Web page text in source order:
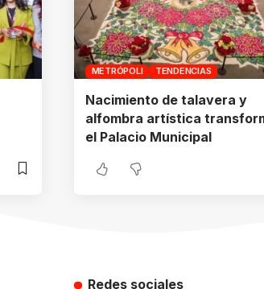
METRÓPOLI TENDENCIAS
Nacimiento de talavera y
alfombra artística
el Palacio Municipal
Redes sociales